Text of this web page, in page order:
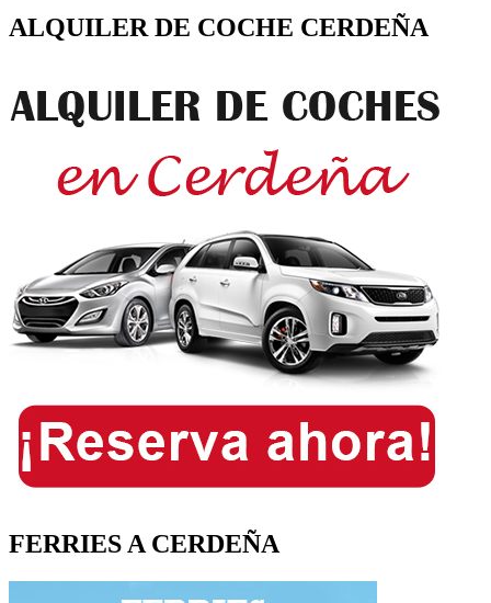
ALQUILER DE COCHE CERDEÑA
FERRIES A CERDEÑA